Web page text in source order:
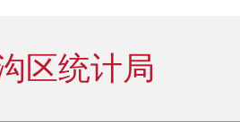
区统计局